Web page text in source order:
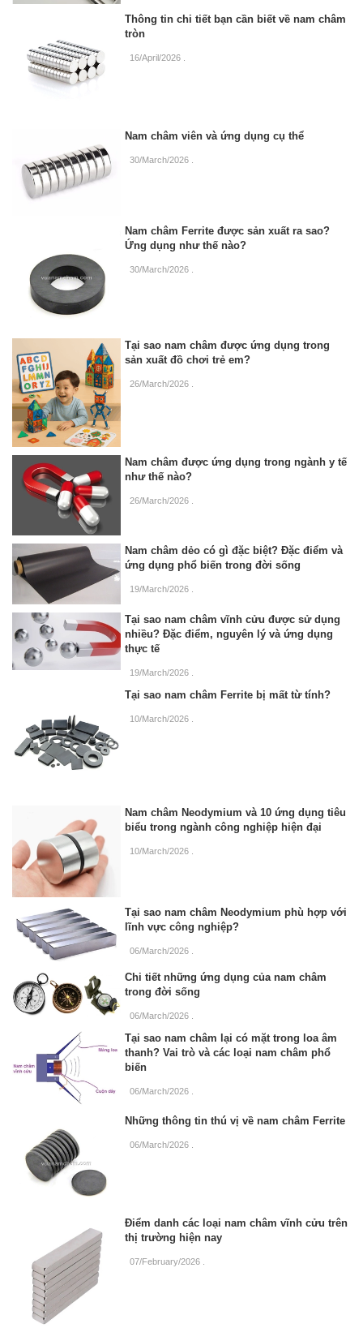
Thông tin chi tiết bạn cần biết về nam châm
tròn
16/April/2026
Nam châm viên và ứng dụng cụ thể
30/March/2026
Nam châm Ferrite được sản xuất ra sao?
Ứng dụng như thế nào?
30/March/2026
Tại sao nam châm được ứng dụng trong
sản xuất đồ chơi trẻ em?
26/March/2026
Nam châm được ứng dụng trong ngành y tế
như thế nào?
26/March/2026 .
Nam châm dẻo có gì đặc biệt? Đặc điểm và
ứng dụng phổ biến trong đời sống
19/March/2026 .
Tại sao nam châm vĩnh cửu được sử dụng
nhiều? Đặc điểm, nguyên lý và ứng dụng
thực tế
19/March/2026 .
Tại sao nam châm Ferrite bị mất từ tính?
10/March/2026 .
Nam châm Neodymium và 10 ứng dụng tiêu
biểu trong ngành công nghiệp hiện đại
10/March/2026
Tại sao nam châm Neodymium phù hợp với
lĩnh vực công nghiệp?
06/March/2026
Chi tiết những ứng dụng của nam châm
trong đời sống
06/March/2026
Tại sao nam châm lại có mặt trong loa âm
thanh? Vai trò và các loại nam châm phổ
biến
06/March/2026
Những thông tin thú vị về nam châm Ferrite
06/March/2026
Điểm danh các loại nam châm vĩnh cửu trên
thị trường hiện nay
07/February/2026